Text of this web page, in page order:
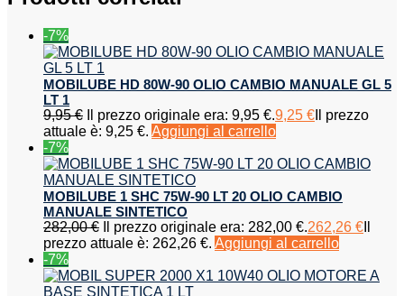
-7%
MOBILUBE HD 80W-90 OLIO CAMBIO MANUALE GL 5
LT 1
9,95€ Il prezzo originale era: 9,95 €.9,25 € Il prezzo
attuale è: 9,25 €. Aggiungi al carrello
-7%
MOBILUBE 1 SHC 75W-90 LT 20 OLIO CAMBIO
MANUALE SINTETICO
282,00€ Il prezzo originale era: 282,00 €.262,26 €
prezzo attuale è: 262,26 €. Aggiungi al carrello
-7%